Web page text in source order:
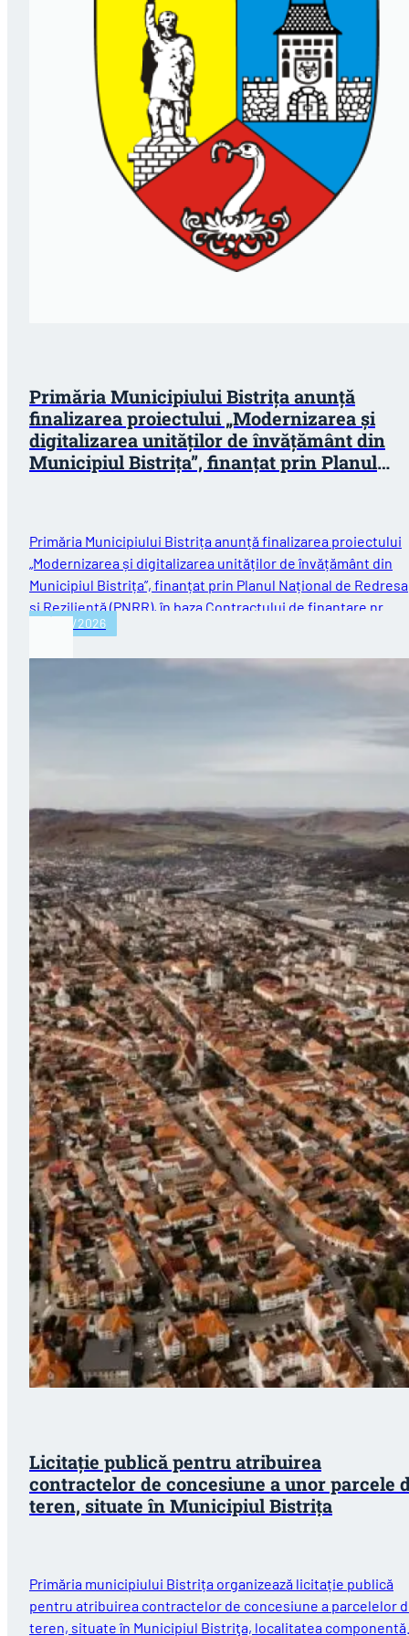
Primăria Municipiului Bistrița anunță
finalizarea proiectului „Modernizarea și
digitalizarea unităților de învățământ din
Municipiul Bistrița”, finanțat prin Planul
Primăria Municipiului Bistrița anunță finalizarea proiectului
„Modernizarea și digitalizarea unităților de învățământ din
Municipiul Bistrița”, finanțat prin Planul Național de
și Reziliență (PNRR), în baza Contractului de finanțare nr.…
30/07/2026
Licitație publică pentru atribuirea
contractelor de concesiune a unor parcele
teren, situate în Municipiul Bistriţa
Primăria municipiului Bistrița organizează licitație publică
pentru atribuirea contractelor de concesiune a parcelelor
teren, situate în Municipiul Bistriţa, localitatea componentă